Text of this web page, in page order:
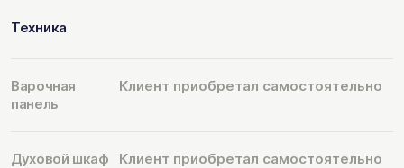
Техника
Варочная
панель
Клиент приобретал самостоятельно
Духовой шкаф Клиент приобретал самостоятельно